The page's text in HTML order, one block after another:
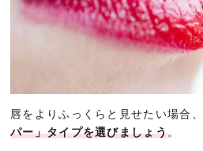
唇をよりふっくらと見せたい場合、
パー」タイプを選びましょう。